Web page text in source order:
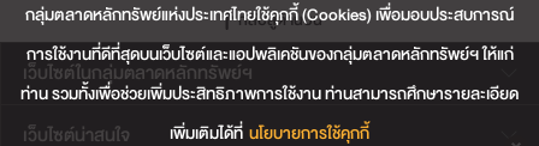
กลุ่มตลาดหลักทรัพย์แห่งประเทศไทยใช้คุกกี้ (Cookies) เพื่อมอบประสบการณ์
การใช้งานที่ดีที่สุดบนเว็บไซต์และแอปพลิเคชันของกลุ่มตลาดหลักทรัพย์ฯ ให้แก่
ท่าน รวมทั้งเพื่อช่วยเพิ่มประสิทธิภาพการใช้งาน ท่านสามารถศึกษารายละเอียด
เพิ่มเติมได้ที่ นโยบายการใช้คุกกี้
กลับสู่ด้านบน
เว็บไซต์ในกลุ่มตลาดหลักทรัพย์ฯ
เว็บไซต์น่าสนใจ